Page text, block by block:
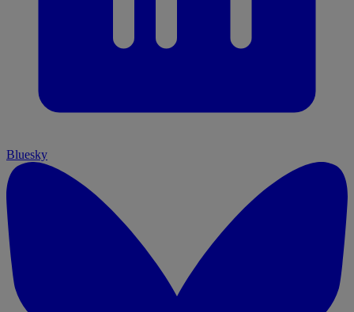
Bluesky